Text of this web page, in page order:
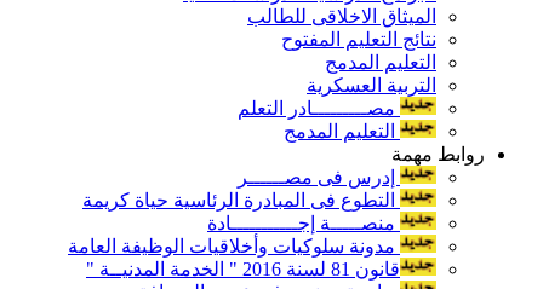
الميثاق الاخلاقى للطالب
نتائج التعليم المفتوح
التعليم المدمج
التربية العسكرية
مصـــــــــادر التعلم
التعليم المدمج
روابط مهمة
إدرس فى مصــــــر
التطوع فى المبادرة الرئاسية حياة كريمة
منصـــــة إجـــــــــــادة
مدونة سلوكيات وأخلاقيات الوظيفة العامة
قانون 81 لسنة 2016 " الخدمة المدنيــة "